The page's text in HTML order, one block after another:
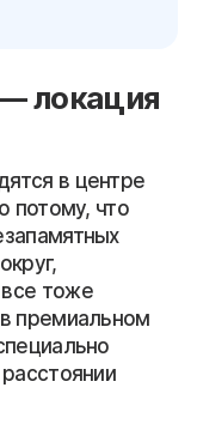
локация
в центре
потому, что
тоже
премиальном